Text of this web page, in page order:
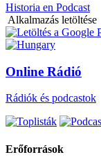
Historia en Podcast
Alkalmazás letöltése
Online Rádió
Rádiók és podcastok
Erőforrások